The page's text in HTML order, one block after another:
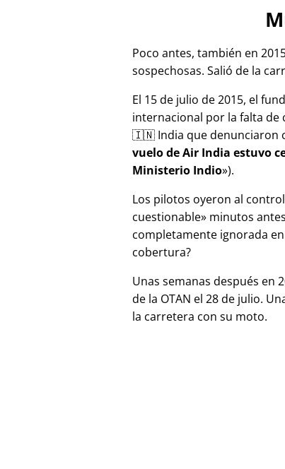
Poco antes, también en
sospechosas. Salió de la
El 15 de julio de 2015, el
internacional por la falta de
🇮🇳 India que denunciaron
vuelo de Air India estuvo
Ministerio Indio ).
Los pilotos oyeron al
cuestionable minutos
completamente ignorada
cobertura?
Unas semanas después
de la OTAN el 28 de julio.
la carretera con su moto.